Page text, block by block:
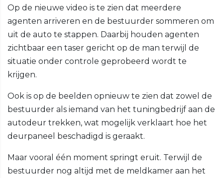
Op de nieuwe video is te zien dat meerdere
agenten arriveren en de bestuurder sommeren om
uit de auto te stappen. Daarbij houden agenten
zichtbaar een taser gericht op de man terwijl de
situatie onder controle geprobeerd wordt te
krijgen.
Ook is op de beelden opnieuw te zien dat zowel de
bestuurder als iemand van het tuningbedrijf aan de
autodeur trekken, wat mogelijk verklaart hoe het
deurpaneel beschadigd is geraakt.
Maar vooral één moment springt eruit. Terwijl de
bestuurder nog altijd met de meldkamer aan het